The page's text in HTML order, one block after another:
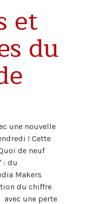
et
du
une nouvelle
! Cette
de neuf
: du
Makers
du chiffre
avec une perte